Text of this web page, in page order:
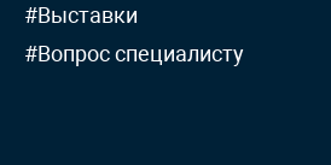
#Выставки
#Вопрос специалисту